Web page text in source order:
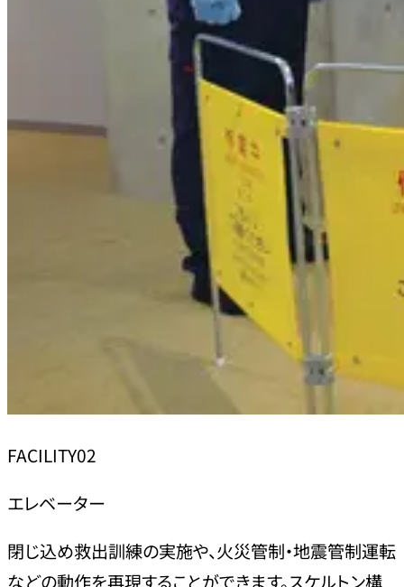
FACILITY02
エレベーター
閉じ込め救出訓練の実施や、火災管制・地震管制運転
などの動作を再現することができます。スケルトン構